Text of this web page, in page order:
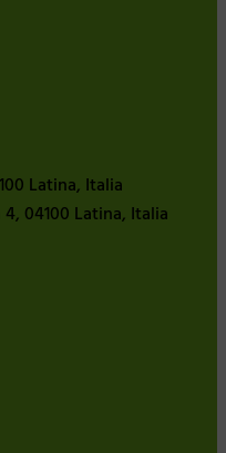
Latina, Italia
04100 Latina, Italia